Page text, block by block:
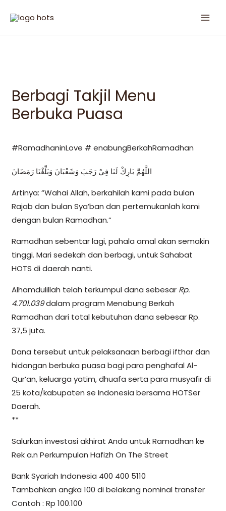
Berbagi Takjil Menu
Berbuka Puasa
#RamadhaninLove # enabungBerkahRamadhan
اللَّهُمَّ بَارِكْ لَنَا فِيْ رَجَبَ وَشَعْبَانَ وَبَلِّغْنَا رَمَضَانَ
Artinya: “Wahai Allah, berkahilah kami pada bulan
Rajab dan bulan Sya’ban dan pertemukanlah kami
dengan bulan Ramadhan.”
Ramadhan sebentar lagi, pahala amal akan semakin
tinggi. Mari sedekah dan berbagi, untuk Sahabat
HOTS di daerah nanti.
Alhamdulillah telah terkumpul dana sebesar Rp.
4.701.039dalam program Menabung Berkah
Ramadhan dari total kebutuhan dana sebesar Rp.
37,5 juta.
Dana tersebut untuk pelaksanaan berbagi ifthar dan
hidangan berbuka puasa bagi para penghafal Al-
Qur’an, keluarga yatim, dhuafa serta para musyafir di
25 kota/kabupaten se Indonesia bersama HOTSer
Daerah.
**
Salurkan investasi akhirat Anda untuk Ramadhan ke
Rek a.n Perkumpulan Hafizh On The Street
Bank Syariah Indonesia 400 400 5110
Tambahkan angka 100 di belakang nominal transfer
Contoh : Rp 100.100